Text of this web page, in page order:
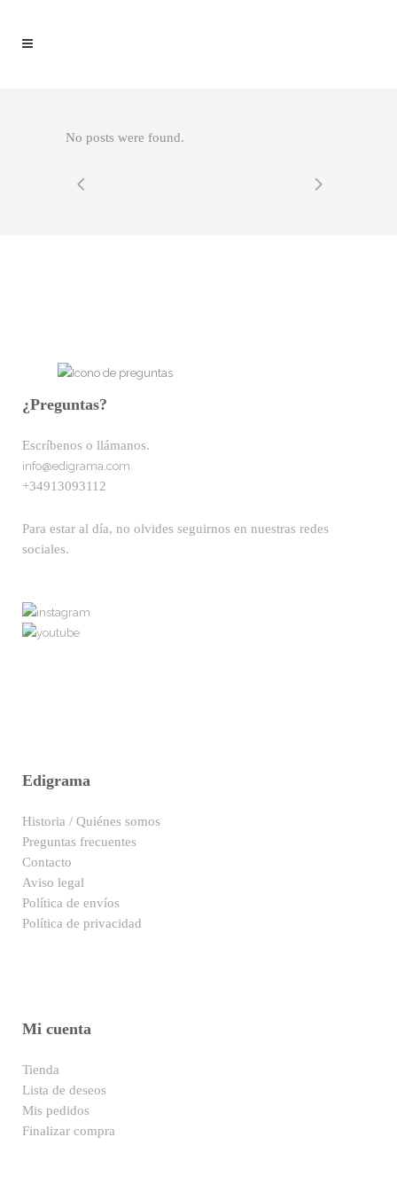
No posts were found.
¿Preguntas?
Escríbenos o llámanos.
info@edigrama.com
+34913093112
Para estar al día, no olvides seguirnos en nuestras redes
sociales.
Edigrama
Historia / Quiénes somos
Preguntas frecuentes
Contacto
Aviso legal
Política de envíos
Política de privacidad
Mi cuenta
Tienda
Lista de deseos
Mis pedidos
Finalizar compra